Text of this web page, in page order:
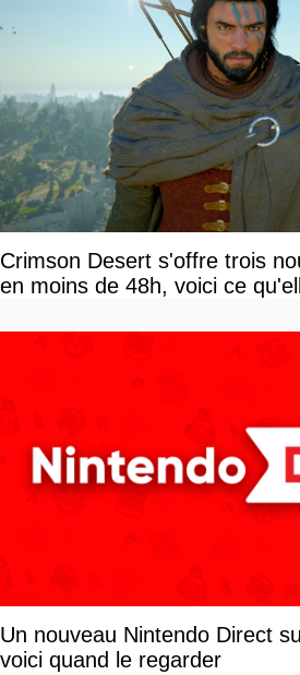
Crimson Desert s'offre trois
en moins de 48h, voici ce
Un nouveau Nintendo Direct
voici quand le regarder